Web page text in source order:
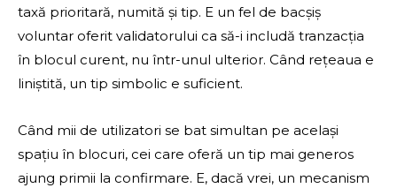
taxă prioritară, numită și tip. E un fel de bacșiș
voluntar oferit validatorului ca să-i includă tranzacția
în blocul curent, nu într-unul ulterior. Când rețeaua e
liniștită, un tip simbolic e suficient.
Când mii de utilizatori se bat simultan pe același
spațiu în blocuri, cei care oferă un tip mai generos
ajung primii la confirmare. E, dacă vrei, un mecanism